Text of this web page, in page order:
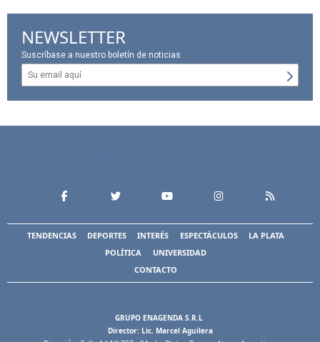
NEWSLETTER
Suscríbase a nuestro boletín de noticias
TENDENCIAS DEPORTES INTERÉS ESPECTÁCULOS
LA PLATA
POLÍTICA
UNIVERSIDAD
CONTACTO
GRUPO ENAGENDA S.R.L
Director: Lic. Marcel Aguilera